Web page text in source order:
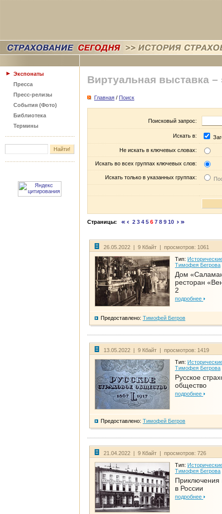
Экспонаты
Пресса
Пресс-релизы
События (Фото)
Библиотека
Термины
Виртуальная выставка –
Главная / Поиск
Поисковый запрос:
Искать в:
Не искать в ключевых словах:
Искать во всех группах ключевых слов:
Искать только в указанных группах:
Страницы: 2 3 4 5 6 7 8 9 10
26.05.2022 | 9 Кбайт | просмотров: 1061
Тип:
Тимофея Бегрова
Дом
ресторан
2
подробнее
Предоставлено: Тимофей Бегров
13.05.2022 | 9 Кбайт | просмотров: 1419
Тип:
Тимофея Бегрова
Русское
общество
подробнее
Предоставлено: Тимофей Бегров
21.04.2022 | 9 Кбайт | просмотров: 726
Тип:
Тимофея Бегрова
Приключения
в России
подробнее